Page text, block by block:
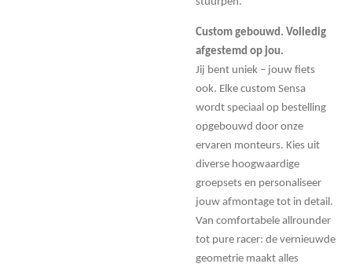
Custom gebouwd. Volledig
afgestemd op jou.
Jij bent uniek – jouw fiets
ook. Elke custom Sensa
wordt speciaal op bestelling
opgebouwd door onze
ervaren monteurs. Kies uit
diverse hoogwaardige
groepsets en personaliseer
jouw afmontage tot in detail.
Van comfortabele allrounder
tot pure racer: de vernieuwde
geometrie maakt alles